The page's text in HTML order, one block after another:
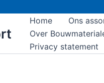
Home Ons
Over
Privacy statement